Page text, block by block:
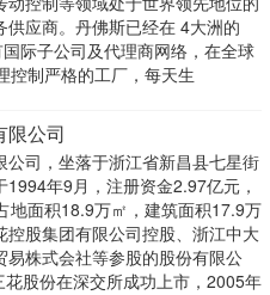
供应商。丹佛斯已经在 4大洲的
际子公司及代理商网络，在全球
控制严格的工厂，每天生
限公司
公司，坐落于浙江省新昌县七星街
年9月，注册资金2.97亿元，
地面积18.9万㎡，建筑面积17.9万
控股集团有限公司控股、浙江中大
易株式会社等参股的股份有限公
股份在深交所成功上市，2005年